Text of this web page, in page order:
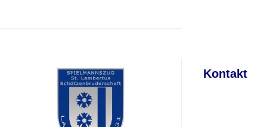
Kontakt